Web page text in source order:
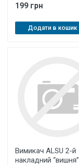
199 грн
Додати в кошик
Вимикач ALSU 2-й
накладний “вишня”